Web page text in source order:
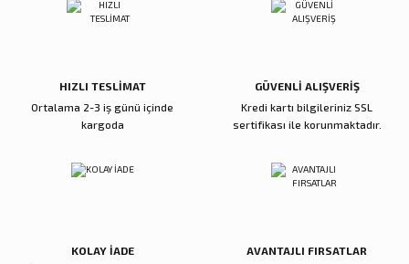
Ürün bilgilerinde hatalar bulunuyor.
HIZLI TESLİMAT
Ortalama 2-3 iş günü içinde
kargoda
GÜVENLİ ALIŞVERİŞ
Kredi kartı bilgileriniz SSL
sertifikası ile korunmaktadır.
KOLAY İADE
AVANTAJLI FIRSATLAR